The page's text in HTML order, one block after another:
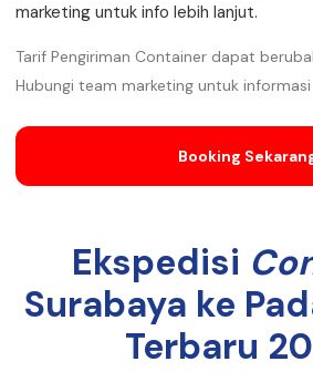
marketing untuk info lebih lanjut.
Tarif Pengiriman Container dapat
Hubungi team marketing untuk
Booking
Ekspedisi
Surabaya ke
Terbaru